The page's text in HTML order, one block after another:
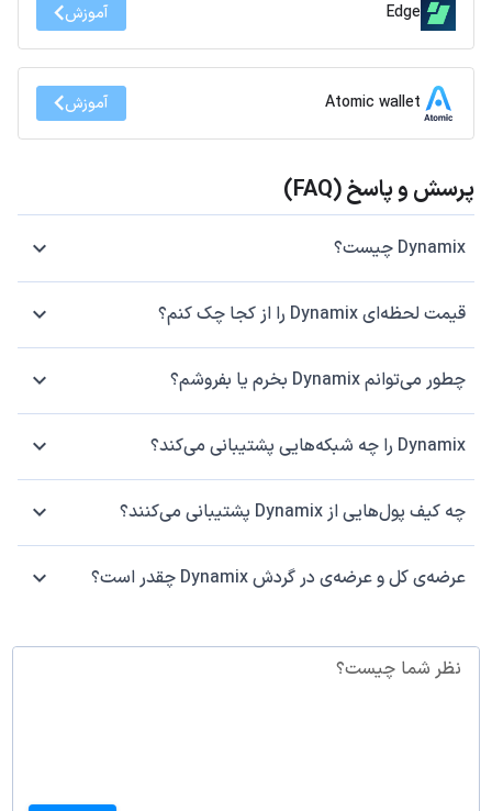
Edge آموزش
Atomic wallet آموزش
پرسش و پاسخ (FAQ)
Dynamix چیست؟
قیمت لحظه‌ای Dynamix را از کجا چک کنم؟
چطور می‌توانم Dynamix بخرم یا بفروشم؟
Dynamix را چه شبکه‌هایی پشتیبانی می‌کند؟
چه کیف پول‌هایی از Dynamix پشتیبانی می‌کنند؟
عرضه‌ی کل و عرضه‌ی در گردش Dynamix چقدر است؟
نظر شما چیست؟